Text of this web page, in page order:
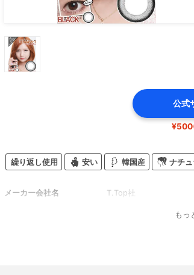
公式
繰り返し使用 安い 韓国産 ナチ
メーカー会社名 T.Top社
もっ